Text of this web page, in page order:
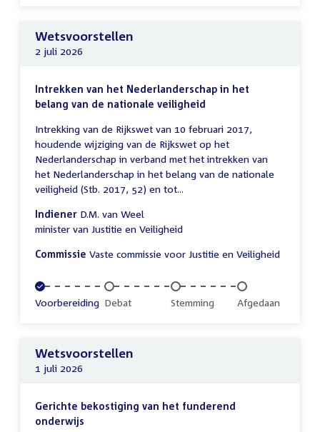
Wetsvoorstellen
2 juli 2026
Intrekken van het Nederlanderschap in het
belang van de nationale veiligheid
Intrekking van de Rijkswet van 10 februari 2017,
houdende wijziging van de Rijkswet op het
Nederlanderschap in verband met het intrekken van
het Nederlanderschap in het belang van de nationale
veiligheid (Stb. 2017, 52) en tot...
Indiener D.M. van Weel
minister van Justitie en Veiligheid
Commissie Vaste commissie voor Justitie en Veiligheid
Voltooid:
Voorbereiding Onvoltooid:
Debat Onvoltooid:
Stemming Onvoltooid:
Afgedaan
Wetsvoorstellen
1 juli 2026
Gerichte bekostiging van het funderend
onderwijs